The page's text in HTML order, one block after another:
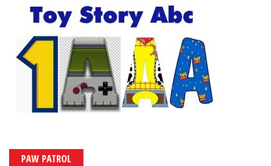
PAW PATROL